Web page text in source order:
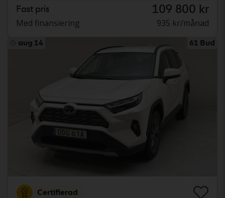
Fast pris 109 800 kr
Med finansiering 935 kr/månad
aug 14 61 Bud
Certifierad